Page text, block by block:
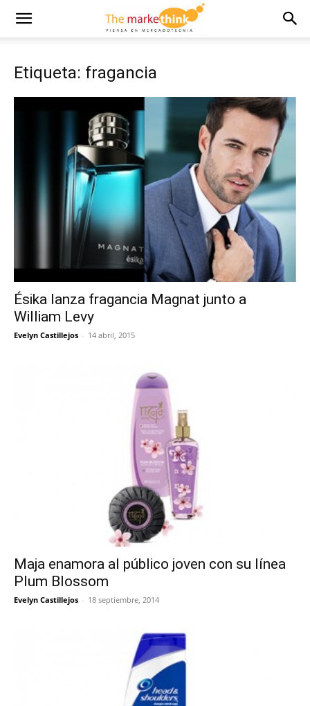
Etiqueta: fragancia
Ésika lanza fragancia Magnat junto a
William Levy
Evelyn Castillejos - 14 abril, 2015
Maja enamora al público joven con su línea
Plum Blossom
Evelyn Castillejos - 18 septiembre, 2014